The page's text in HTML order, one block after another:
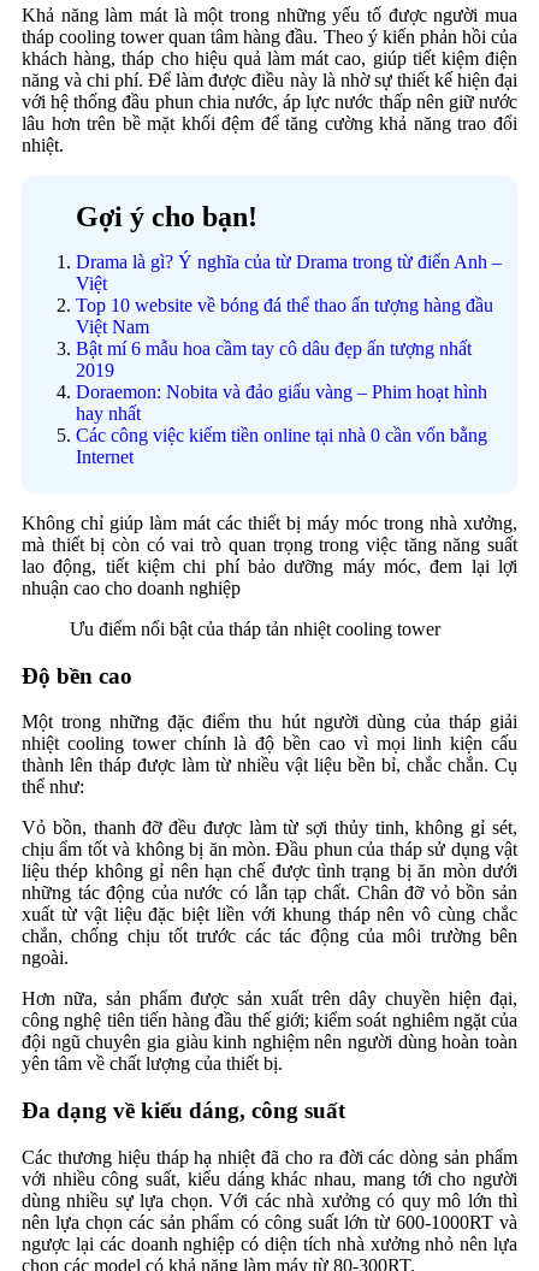
Khả năng làm mát là một trong những yếu tố được người mua
tháp cooling tower quan tâm hàng đầu. Theo ý kiến phản hồi của
khách hàng, tháp cho hiệu quả làm mát cao, giúp tiết kiệm điện
năng và chi phí. Để làm được điều này là nhờ sự thiết kế hiện đại
với hệ thống đầu phun chia nước, áp lực nước thấp nên giữ nước
lâu hơn trên bề mặt khối đệm để tăng cường khả năng trao đổi
nhiệt.
Gợi ý cho bạn!
Drama là gì? Ý nghĩa của từ Drama trong từ điển Anh –
Việt
Top 10 website về bóng đá thể thao ấn tượng hàng đầu
Việt Nam
Bật mí 6 mẫu hoa cầm tay cô dâu đẹp ấn tượng nhất
2019
Doraemon: Nobita và đảo giấu vàng – Phim hoạt hình
hay nhất
Các công việc kiếm tiền online tại nhà 0 cần vốn bằng
Internet
Không chỉ giúp làm mát các thiết bị máy móc trong nhà xưởng,
mà thiết bị còn có vai trò quan trọng trong việc tăng năng suất
lao động, tiết kiệm chi phí bảo dưỡng máy móc, đem lại lợi
nhuận cao cho doanh nghiệp
Ưu điểm nổi bật của tháp tản nhiệt cooling tower
Độ bền cao
Một trong những đặc điểm thu hút người dùng của tháp giải
nhiệt cooling tower chính là độ bền cao vì mọi linh kiện cấu
thành lên tháp được làm từ nhiều vật liệu bền bỉ, chắc chắn. Cụ
thể như:
Vỏ bồn, thanh đỡ đều được làm từ sợi thủy tinh, không gỉ sét,
chịu ẩm tốt và không bị ăn mòn. Đầu phun của tháp sử dụng vật
liệu thép không gỉ nên hạn chế được tình trạng bị ăn mòn dưới
những tác động của nước có lẫn tạp chất. Chân đỡ vỏ bồn sản
xuất từ vật liệu đặc biệt liền với khung tháp nên vô cùng chắc
chắn, chống chịu tốt trước các tác động của môi trường bên
ngoài.
Hơn nữa, sản phẩm được sản xuất trên dây chuyền hiện đại,
công nghệ tiên tiến hàng đầu thế giới; kiểm soát nghiêm ngặt của
đội ngũ chuyên gia giàu kinh nghiệm nên người dùng hoàn toàn
yên tâm về chất lượng của thiết bị.
Đa dạng về kiểu dáng, công suất
Các thương hiệu tháp hạ nhiệt đã cho ra đời các dòng sản phẩm
với nhiều công suất, kiểu dáng khác nhau, mang tới cho người
dùng nhiều sự lựa chọn. Với các nhà xưởng có quy mô lớn thì
nên lựa chọn các sản phẩm có công suất lớn từ 600-1000RT và
ngược lại các doanh nghiệp có diện tích nhà xưởng nhỏ nên lựa
chọn các model có khả năng làm máy từ 80-300RT.